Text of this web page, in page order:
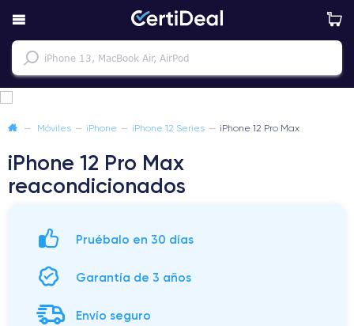
— Móviles — iPhone — iPhone 12 Series — iPhone 12 Pro Max
iPhone 12 Pro Max
reacondicionados
Pruébalo en 30 días
Garantía de 3 años
Envío seguro